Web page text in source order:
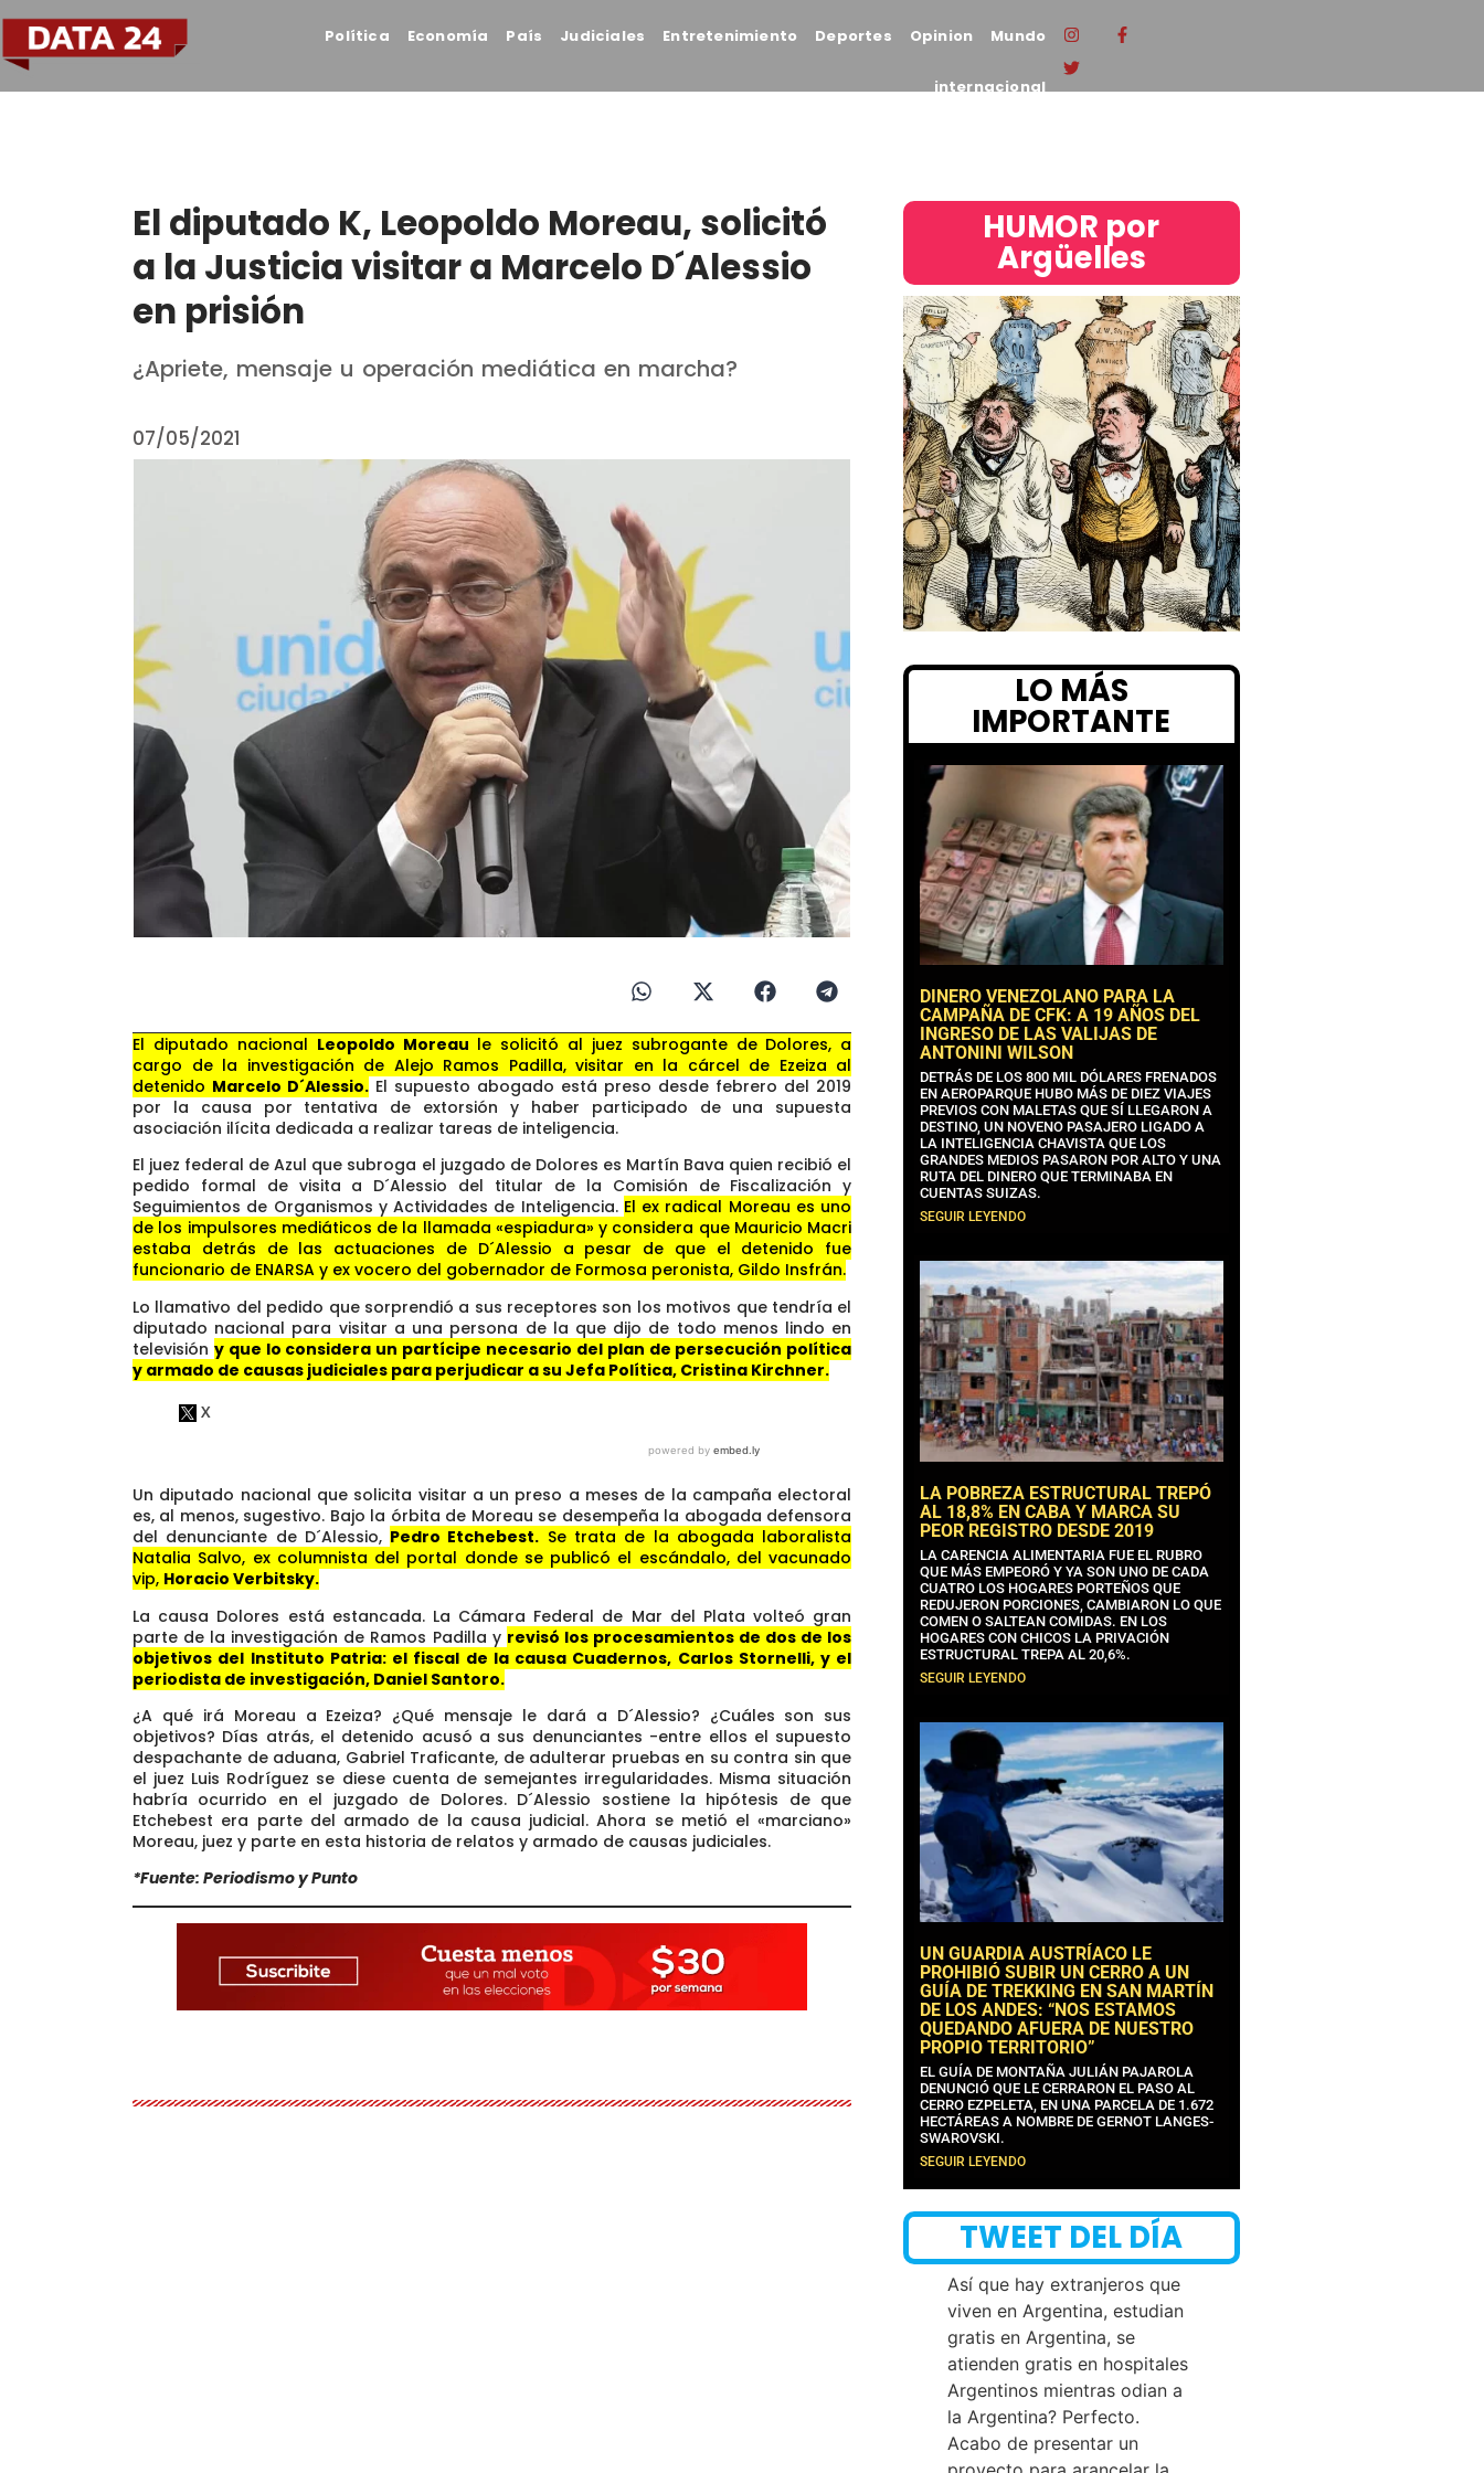
Política Economía País Judiciales Entretenimiento Deportes Opinion Mundo
internacional
El diputado K, Leopoldo Moreau, solicitó
a la Justicia visitar a Marcelo D´Alessio
en prisión
¿Apriete, mensaje u operación mediática en marcha?
07/05/2021
El diputado nacional Leopoldo Moreau le solicitó al juez subrogante de Dolores, a
cargo de la investigación de Alejo Ramos Padilla, visitar en la cárcel de Ezeiza al
detenido Marcelo D´Alessio. El supuesto abogado está preso desde febrero del 2019
por la causa por tentativa de extorsión y haber participado de una supuesta
asociación ilícita dedicada a realizar tareas de inteligencia.
El juez federal de Azul que subroga el juzgado de Dolores es Martín Bava quien recibió el
pedido formal de visita a D´Alessio del titular de la Comisión de Fiscalización y
Seguimientos de Organismos y Actividades de Inteligencia. El ex radical Moreau es uno
de los impulsores mediáticos de la llamada «espiadura» y considera que Mauricio Macri
estaba detrás de las actuaciones de D´Alessio a pesar de que el detenido fue
funcionario de ENARSA y ex vocero del gobernador de Formosa peronista, Gildo Insfrán.
Lo llamativo del pedido que sorprendió a sus receptores son los motivos que tendría el
diputado nacional para visitar a una persona de la que dijo de todo menos lindo en
televisión y que lo considera un partícipe necesario del plan de persecución política
y armado de causas judiciales para perjudicar a su Jefa Política, Cristina Kirchner.
Un diputado nacional que solicita visitar a un preso a meses de la campaña electoral
es, al menos, sugestivo. Bajo la órbita de Moreau se desempeña la abogada defensora
del denunciante de D´Alessio, Pedro Etchebest. Se trata de la abogada laboralista
Natalia Salvo, ex columnista del portal donde se publicó el escándalo, del vacunado
vip, Horacio Verbitsky.
La causa Dolores está estancada. La Cámara Federal de Mar del Plata volteó gran
parte de la investigación de Ramos Padilla y revisó los procesamientos de dos de los
objetivos del Instituto Patria: el fiscal de la causa Cuadernos, Carlos Stornelli, y el
periodista de investigación, Daniel Santoro.
¿A qué irá Moreau a Ezeiza? ¿Qué mensaje le dará a D´Alessio? ¿Cuáles son sus
objetivos? Días atrás, el detenido acusó a sus denunciantes -entre ellos el supuesto
despachante de aduana, Gabriel Traficante, de adulterar pruebas en su contra sin que
el juez Luis Rodríguez se diese cuenta de semejantes irregularidades. Misma situación
habría ocurrido en el juzgado de Dolores. D´Alessio sostiene la hipótesis de que
Etchebest era parte del armado de la causa judicial. Ahora se metió el «marciano»
Moreau, juez y parte en esta historia de relatos y armado de causas judiciales.
*Fuente: Periodismo y Punto
HUMOR por
Argüelles​
LO MÁS
IMPORTANTE
DINERO VENEZOLANO PARA LA
CAMPAÑA DE CFK: A 19 AÑOS DEL
INGRESO DE LAS VALIJAS DE
ANTONINI WILSON
DETRÁS DE LOS 800 MIL DÓLARES FRENADOS
EN AEROPARQUE HUBO MÁS DE DIEZ VIAJES
PREVIOS CON MALETAS QUE SÍ LLEGARON A
DESTINO, UN NOVENO PASAJERO LIGADO A
LA INTELIGENCIA CHAVISTA QUE LOS
GRANDES MEDIOS PASARON POR ALTO Y UNA
RUTA DEL DINERO QUE TERMINABA EN
CUENTAS SUIZAS.
SEGUIR LEYENDO
LA POBREZA ESTRUCTURAL TREPÓ
AL 18,8% EN CABA Y MARCA SU
PEOR REGISTRO DESDE 2019
LA CARENCIA ALIMENTARIA FUE EL RUBRO
QUE MÁS EMPEORÓ Y YA SON UNO DE CADA
CUATRO LOS HOGARES PORTEÑOS QUE
REDUJERON PORCIONES, CAMBIARON LO QUE
COMEN O SALTEAN COMIDAS. EN LOS
HOGARES CON CHICOS LA PRIVACIÓN
ESTRUCTURAL TREPA AL 20,6%.
SEGUIR LEYENDO
UN GUARDIA AUSTRÍACO LE
PROHIBIÓ SUBIR UN CERRO A UN
GUÍA DE TREKKING EN SAN MARTÍN
DE LOS ANDES: “NOS ESTAMOS
QUEDANDO AFUERA DE NUESTRO
PROPIO TERRITORIO”
EL GUÍA DE MONTAÑA JULIÁN PAJAROLA
DENUNCIÓ QUE LE CERRARON EL PASO AL
CERRO EZPELETA, EN UNA PARCELA DE 1.672
HECTÁREAS A NOMBRE DE GERNOT LANGES-
SWAROVSKI.
SEGUIR LEYENDO
TWEET DEL DÍA
Así que hay extranjeros que
viven en Argentina, estudian
gratis en Argentina, se
atienden gratis en hospitales
Argentinos mientras odian a
la Argentina? Perfecto.
Acabo de presentar un